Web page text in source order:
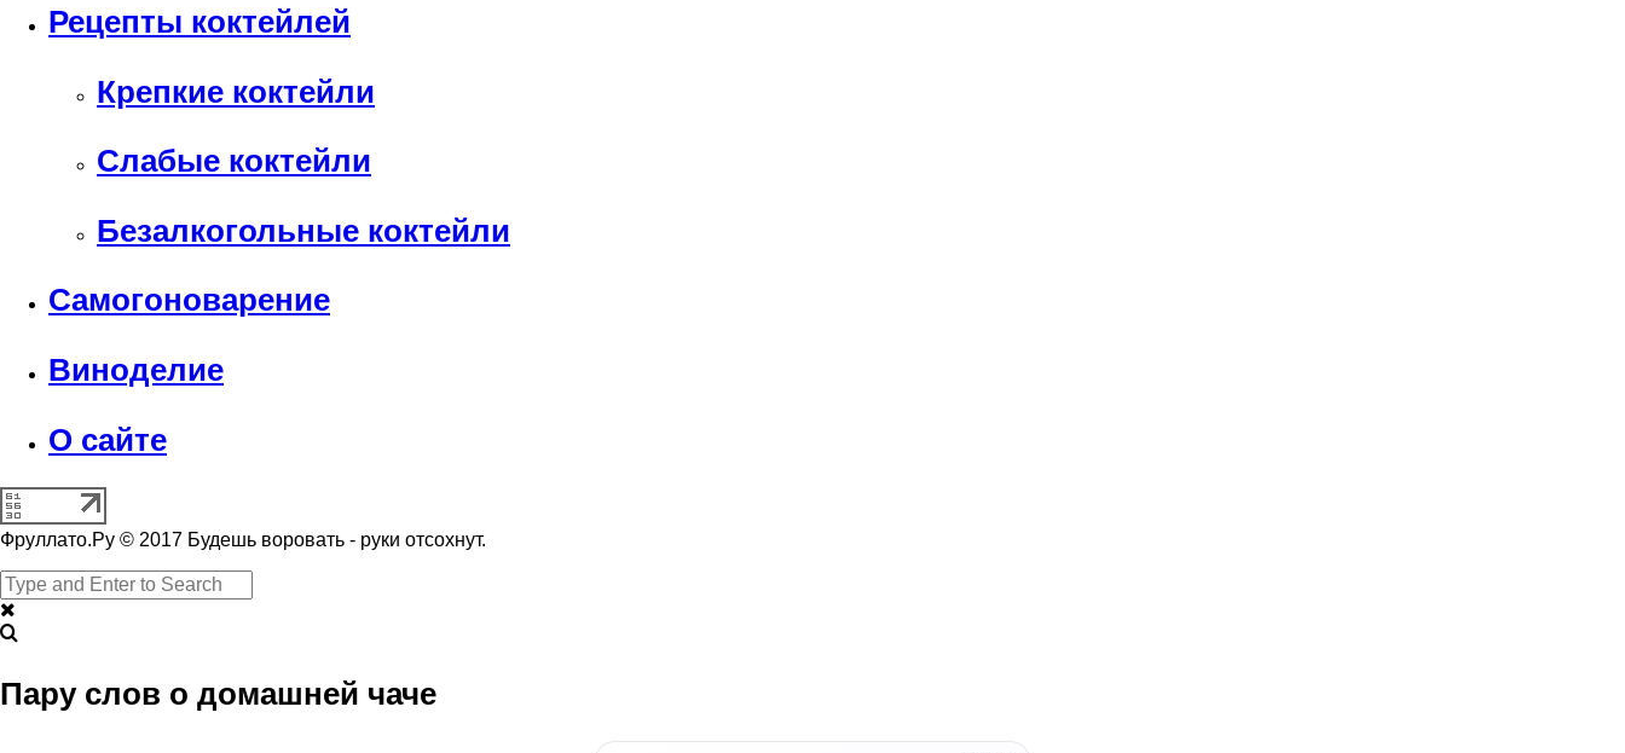
Рецепты коктейлей
Крепкие коктейли
Слабые коктейли
Безалкогольные коктейли
Самогоноварение
Виноделие
О сайте
Фруллато.Ру © 2017 Будешь воровать - руки отсохнут.
Пару слов о домашней чаче